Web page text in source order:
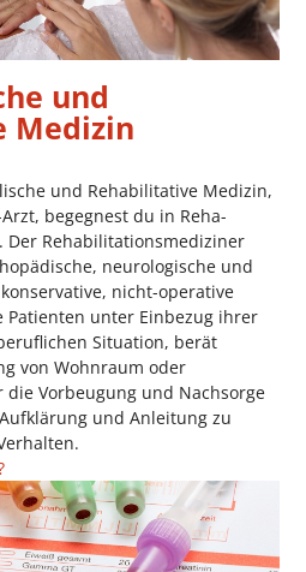
und
Medizin
und Rehabilitative Medizin,
begegnest du in Reha-
Der Rehabilitationsmediziner
neurologische und
nicht-operative
Patienten unter Einbezug ihrer
Situation, berät
von Wohnraum oder
Vorbeugung und Nachsorge
und Anleitung zu